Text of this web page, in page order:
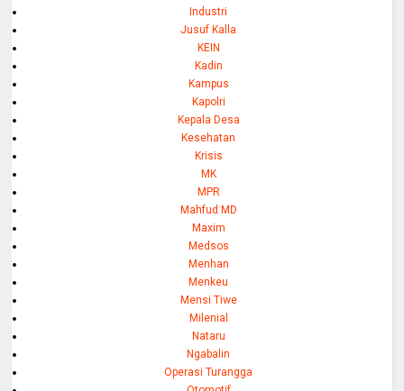
Industri
Jusuf Kalla
KEIN
Kadin
Kampus
Kapolri
Kepala Desa
Kesehatan
Krisis
MK
MPR
Mahfud MD
Maxim
Medsos
Menhan
Menkeu
Mensi Tiwe
Milenial
Nataru
Ngabalin
Operasi Turangga